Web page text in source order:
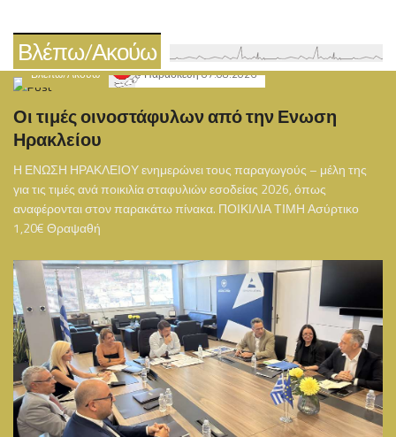
Βλέπω/Ακούω
Βλέπω/Ακούω Παρασκευή 07.08.2026
Οι τιμές οινοστάφυλων από την Ενωση
Ηρακλείου
Η ΕΝΩΣΗ ΗΡΑΚΛΕΙΟΥ ενημερώνει τους παραγωγούς – μέλη της
για τις τιμές ανά ποικιλία σταφυλιών εσοδείας 2026, όπως
αναφέρονται στον παρακάτω πίνακα. ΠΟΙΚΙΛΙΑ ΤΙΜΗ Ασύρτικο
1,20€ Θραψαθή